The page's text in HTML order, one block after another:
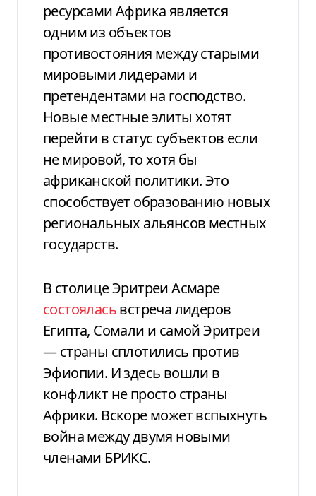
ресурсами Африка является
одним из объектов
противостояния между старыми
мировыми лидерами и
претендентами на господство.
Новые местные элиты хотят
перейти в статус субъектов если
не мировой, то хотя бы
африканской политики. Это
способствует образованию новых
региональных альянсов местных
государств.
В столице Эритреи Асмаре
состояласьвстреча лидеров
Египта, Сомали и самой Эритреи
— страны сплотились против
Эфиопии. И здесь вошли в
конфликт не просто страны
Африки. Вскоре может вспыхнуть
война между двумя новыми
членами БРИКС.